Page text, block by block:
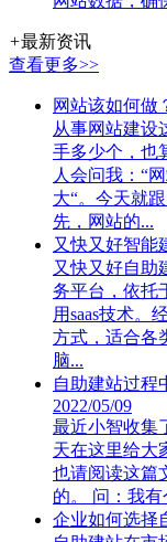
+最新资讯
查看更多>>
网站该如何做
从事网站建设
手多少个，也
人会问我：“
大“。今天就
先，网站的...
又快又好智
又快又好自助
务平台，依托
用saas技术。
方式，适合各
脑...
自助建站过程
2022/05/09
最近小智收集
天在这里给大
也请阅读这篇
的。 问：我
企业如何选择